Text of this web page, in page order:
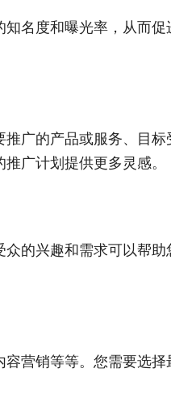
名度和曝光率，从而促
广的产品或服务、目标
广计划提供更多灵感。
的兴趣和需求可以帮助
营销等等。您需要选择